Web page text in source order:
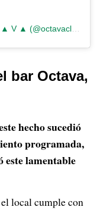
bar Octava,
hecho sucedió
programada,
este lamentable
local cumple con